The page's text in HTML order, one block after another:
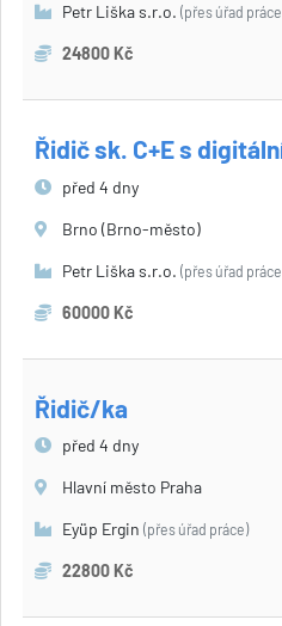
Petr Liška s.r.o. (přes úřad
24800 Kč
Řidič sk. C+E s
před 4 dny
Brno (Brno-město)
Petr Liška s.r.o. (přes úřad
60000 Kč
Řidič/ka
před 4 dny
Hlavní město Praha
Eyüp Ergin (přes úřad práce)
22800 Kč